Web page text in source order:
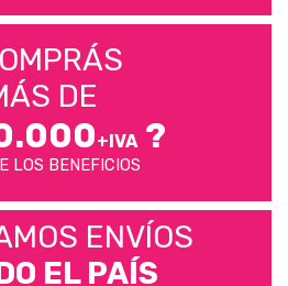
DE
+IVA?
LOS BENEFICIOS
ENVÍOS
EL PAÍS